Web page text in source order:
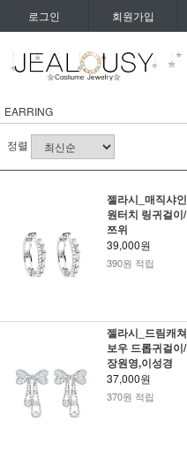
로그인 회원가입
EARRING
정렬
젤라시_매직샤인
원터치 링귀걸이/
쯔위
39,000원
390원 적립
젤라시_드림캐쳐
보우 드롭귀걸이/
장원영,이성경
37,000원
370원 적립